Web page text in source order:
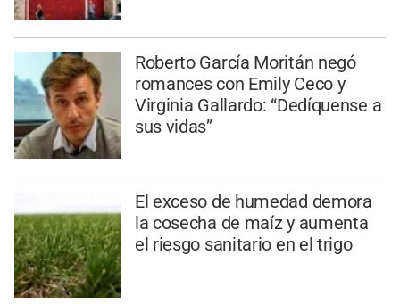
Roberto García Moritán negó
romances con Emily Ceco y
Virginia Gallardo: “Dedíquense a
sus vidas”
El exceso de humedad demora
la cosecha de maíz y aumenta
el riesgo sanitario en el trigo